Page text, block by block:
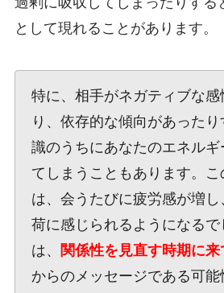
として現れることがあります。
特に、相手がネガティブな感
り、依存的な傾向があった
識のうちにあなたのエネル
てしまうこともあります。
は、会うたびに疲労感が増
荷に感じられるようになる
は、
関係性を見直す時期に来
からのメッセージである可能